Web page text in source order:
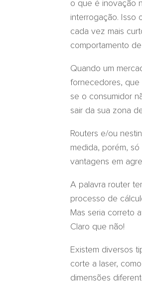
o que é inovação
interrogação. Isso
cada vez mais
comportamento
Quando um
fornecedores, que
se o consumidor
sair da sua zona
Routers e/ou
medida, porém,
vantagens em
A palavra router
processo de
Mas seria correto
Claro que não!
Existem diversos
corte a laser,
dimensões